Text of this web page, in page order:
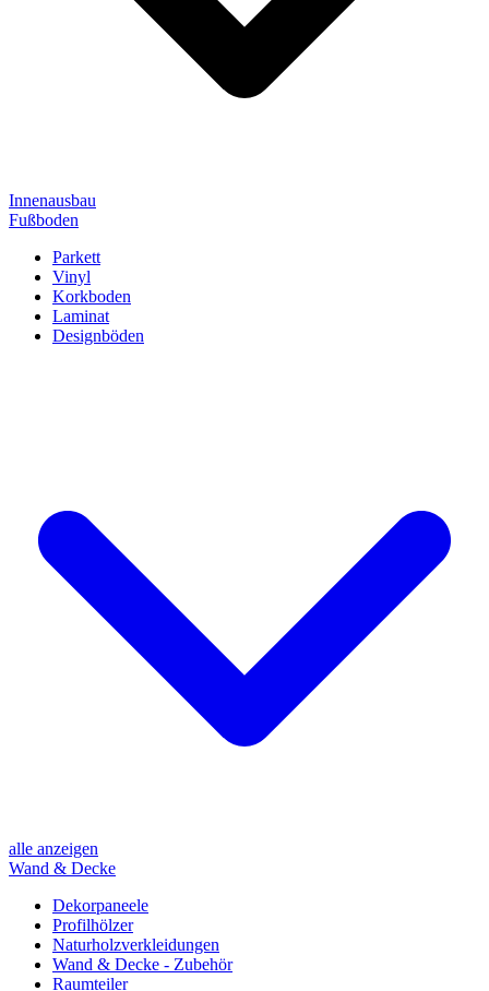
Innenausbau
Fußboden
Parkett
Vinyl
Korkboden
Laminat
Designböden
alle anzeigen
Wand & Decke
Dekorpaneele
Profilhölzer
Naturholzverkleidungen
Wand & Decke - Zubehör
Raumteiler